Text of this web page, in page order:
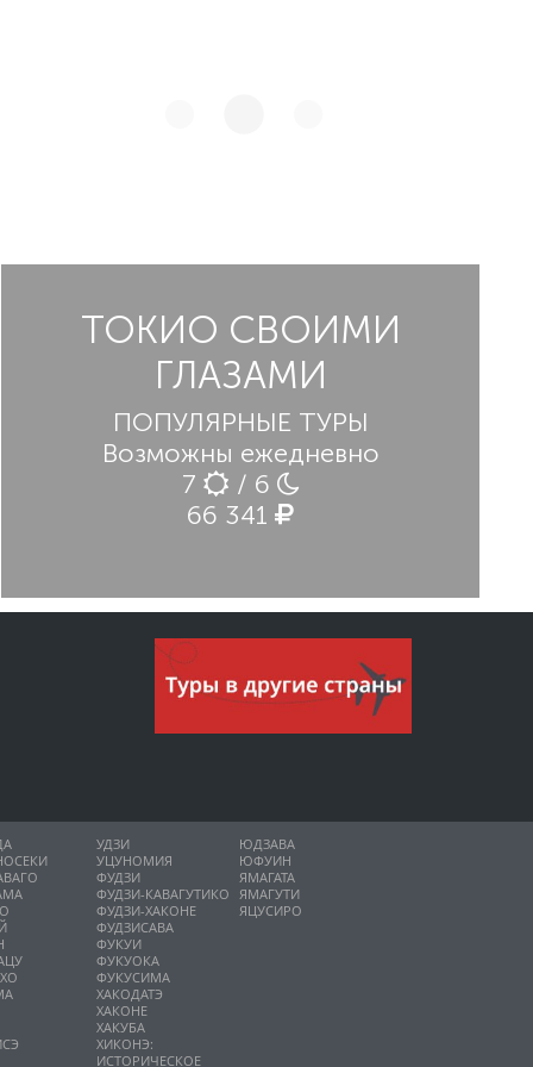
ТОКИО СВОИМИ
ГЛАЗАМИ
ПОПУЛЯРНЫЕ ТУРЫ
Возможны ежедневно
7
/ 6
66 341
УДЗИ
УЦУНОМИЯ
ФУДЗИ
ФУДЗИ-КАВАГУТИКО
ФУДЗИ-ХАКОНЕ
ФУДЗИСАВА
ФУКУИ
ФУКУОКА
ФУКУСИМА
ХАКОДАТЭ
ХАКОНЕ
ХАКУБА
ХИКОНЭ:
ИСТОРИЧЕСКОЕ
ЮДЗАВА
ЮФУИН
ЯМАГАТА
ЯМАГУТИ
ЯЦУСИРО